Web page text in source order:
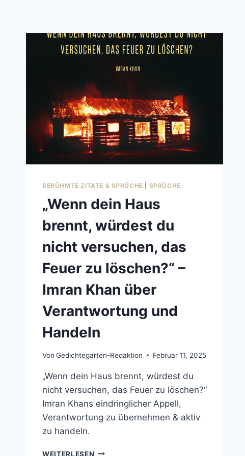
BERÜHMTE ZITATE & SPRÜCHE SPRÜCHE
„Wenn dein Haus
brennt, würdest du
nicht versuchen, das
Feuer zu löschen?“ –
Imran Khan über
Verantwortung und
Handeln
Von Gedichtegarten-Redaktion Februar 11, 2025
„Wenn dein Haus brennt, würdest du
nicht versuchen, das Feuer zu löschen?“
Imran Khans eindringlicher Appell,
Verantwortung zu übernehmen & aktiv
zu handeln.
WEITERLESEN „WENN